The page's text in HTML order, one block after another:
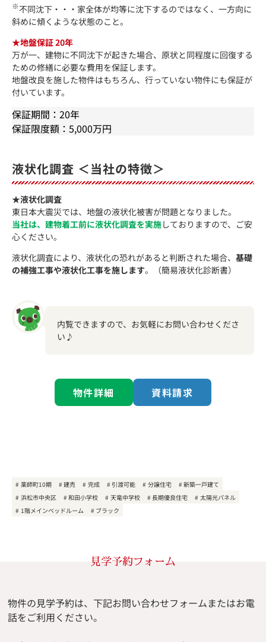
※不同沈下・・・家全体が均等に沈下するのではなく、一方向に
斜めに傾くような状態のこと。
★地盤保証 20年
万が一、建物に不同沈下が起きた場合、原状と同程度に回復する
ための修繕に必要な費用を保証します。
地盤改良を施した物件はもちろん、行っていない物件にも保証が
付いています。
保証期間：20年
保証限度額：5,000万円
液状化調査 ＜当社の特徴＞
★液状化調査
東日本大震災では、地盤の液状化被害が問題となりました。
当社は、建物着工前に液状化調査を実施しておりますので、ご安
心ください。
液状化調査により、液状化の恐れがあると判断された場合、 基礎
の補強工事や液状化工事を施します。（簡易液状化診断書）
内覧できますので、お気軽にお問い合わせくださ
い♪
物件詳細 資料請求
薬師町10期 建売 完成 引渡可能 分譲住宅
新築一戸建て
浜松市中央区
和田小学校 天竜中学校 長期優良住宅
太陽光パネル
1階メインベッドルーム
ブラック
見学予約フォーム
物件の見学予約は、下記お問い合わせフォームまたはお電
話をご利用ください。